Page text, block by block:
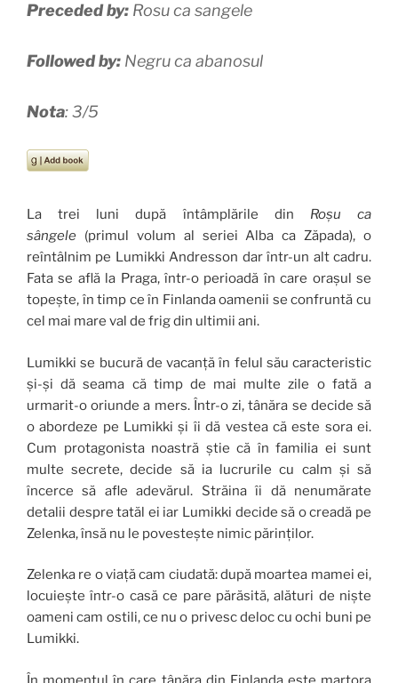
Preceded by: Rosu ca sangele
Followed by: Negru ca abanosul
Nota: 3/5
La trei luni după întâmplările din Roșu ca
sângele (primul volum al seriei Alba ca Zăpada), o
reîntâlnim pe Lumikki Andresson dar într-un alt cadru.
Fata se află la Praga, într-o perioadă în care orașul se
topește, în timp ce în Finlanda oamenii se confruntă cu
cel mai mare val de frig din ultimii ani.
Lumikki se bucură de vacanță în felul său caracteristic
și-și dă seama că timp de mai multe zile o fată a
urmarit-o oriunde a mers. Într-o zi, tânăra se decide să
o abordeze pe Lumikki și îi dă vestea că este sora ei.
Cum protagonista noastră știe că în familia ei sunt
multe secrete, decide să ia lucrurile cu calm și să
încerce să afle adevărul. Străina îi dă nenumărate
detalii despre tatăl ei iar Lumikki decide să o creadă pe
Zelenka, însă nu le povestește nimic părinților.
Zelenka re o viață cam ciudată: după moartea mamei ei,
locuiește într-o casă ce pare părăsită, alături de niște
oameni cam ostili, ce nu o privesc deloc cu ochi buni pe
Lumikki.